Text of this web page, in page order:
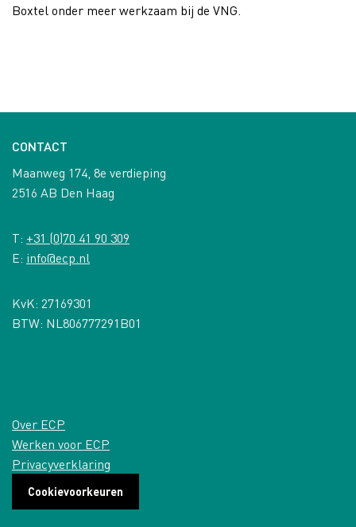
Boxtel onder meer werkzaam bij de VNG.
CONTACT
Maanweg 174, 8e verdieping
2516 AB Den Haag
T: +31 (0)70 41 90 309
E: info@ecp.nl
KvK: 27169301
BTW: NL806777291B01
Over ECP
Werken voor ECP
Privacyverklaring
Cookievoorkeuren